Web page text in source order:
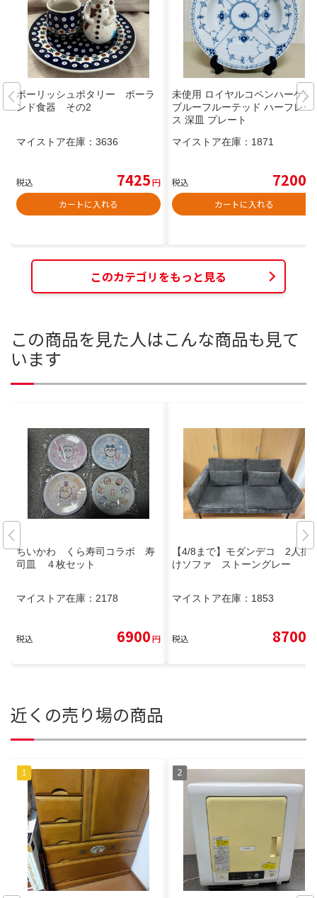
ポーリッシュポタリー ポーラ
ンド食器 その2
マイストア在庫： 3636
税込 7425円
カートに入れる
未使用 ロイヤルコペンハーゲン
ブルーフルーテッド ハーフレー
ス 深皿 プレート
マイストア在庫： 1871
税込 7200
カートに入れる
このカテゴリをもっと見る
この商品を見た人はこんな商品も見て
います
ちいかわ くら寿司コラボ 寿
司皿 ４枚セット
マイストア在庫： 2178
税込 6900円
【4/8まで】モダンデコ 2人掛
けソファ ストーングレー
マイストア在庫： 1853
税込 8700
近くの売り場の商品